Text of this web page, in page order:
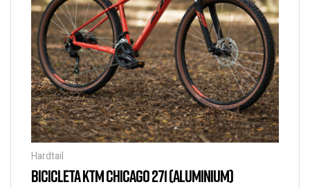
Hardtail
BICICLETA KTM CHICAGO 271 (ALUMINIUM)